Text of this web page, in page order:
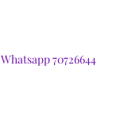
Whatsapp 70726644